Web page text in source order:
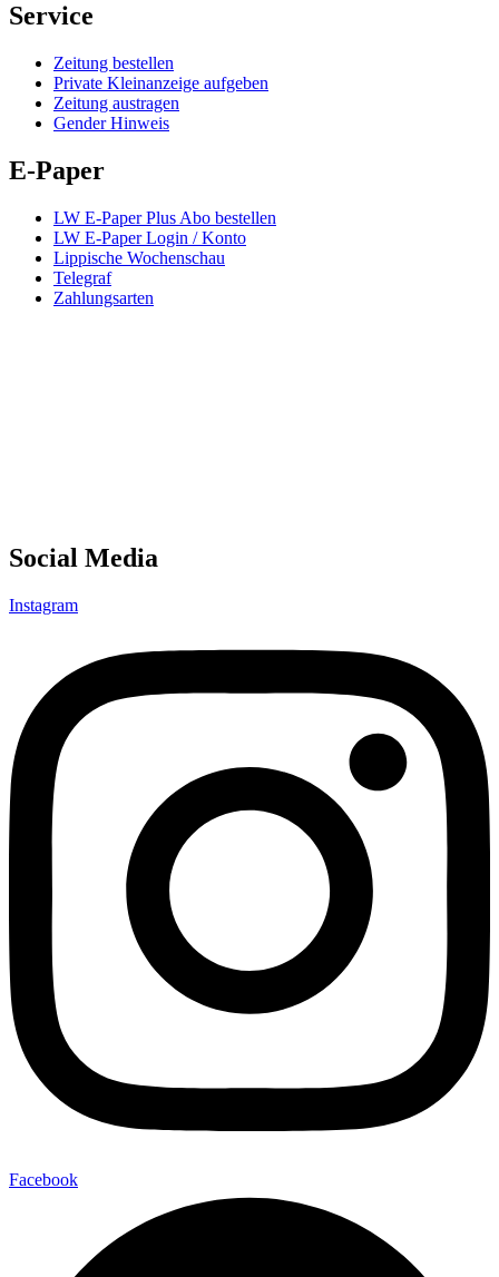
Service
Zeitung bestellen
Private Kleinanzeige aufgeben
Zeitung austragen
Gender Hinweis
E-Paper
LW E-Paper Plus Abo bestellen
LW E-Paper Login / Konto
Lippische Wochenschau
Telegraf
Zahlungsarten
Social Media
Instagram
Facebook